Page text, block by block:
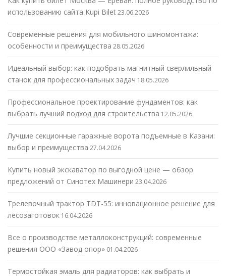
использованию сайта Kupi Bilet23.06.2026
Современные решения для мобильного шиномонтажа:
особенности и преимущества 28.05.2026
Идеальный выбор: как подобрать магнитный сверлильный
станок для профессиональных задач 18.05.2026
Профессиональное проектирование фундаментов: как
выбрать лучший подход для строительства 12.05.2026
Лучшие секционные гаражные ворота подъемные в Казани:
выбор и преимущества 27.04.2026
Купить новый экскаватор по выгодной цене — обзор
предложений от Синотех Машинери 23.04.2026
Трелевочный трактор TDT-55: инновационное решение для
лесозаготовок 16.04.2026
Все о производстве металлоконструкций: современные
решения ООО «Завод опор» 01.04.2026
Термостойкая эмаль для радиаторов: как выбрать и